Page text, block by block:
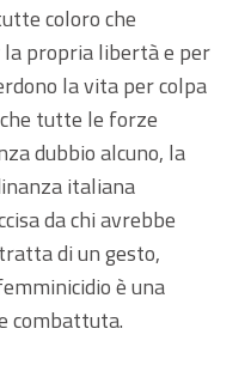
coloro che
propria libertà e per
la vita per colpa
tutte le forze
dubbio alcuno, la
italiana
da chi avrebbe
di un gesto,
è una
combattuta.